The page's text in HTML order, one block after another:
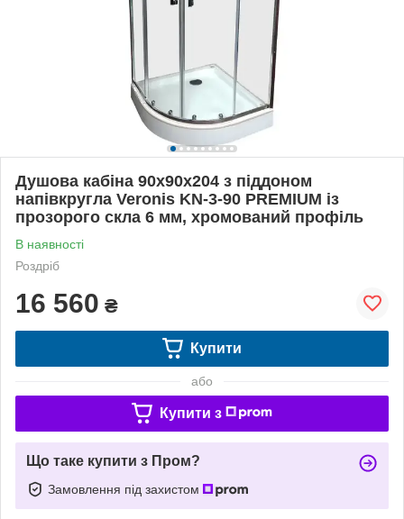
Душова кабіна 90х90х204 з піддоном
напівкругла Veronis KN-3-90 PREMIUM із
прозорого скла 6 мм, хромований профіль
В наявності
Роздріб
16 560 ₴
Купити
або
Купити з
Що таке купити з Пром?
Замовлення під захистом